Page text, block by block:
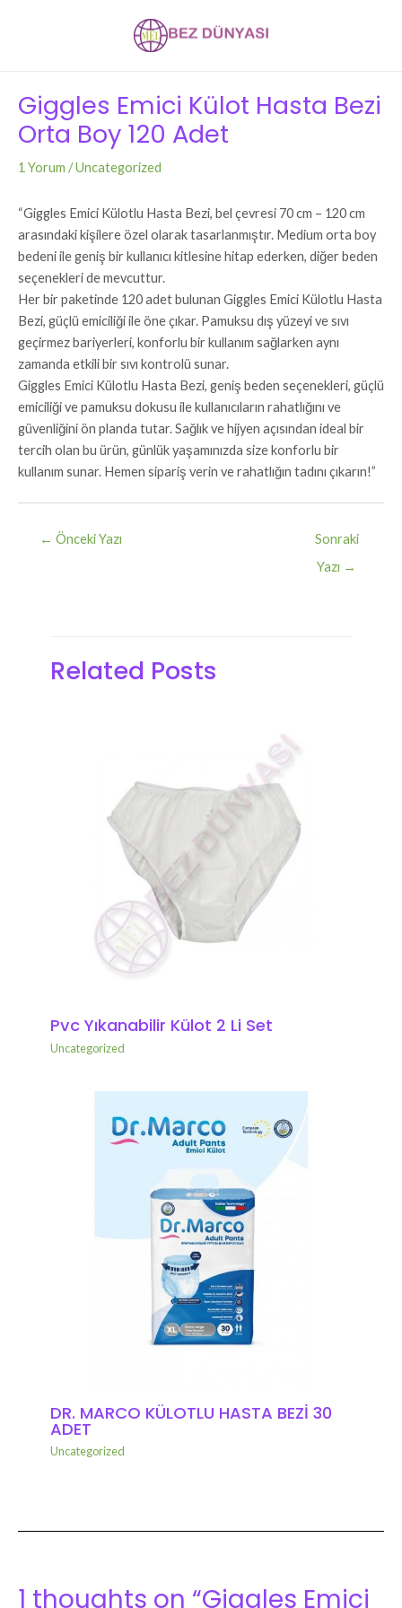
Giggles Emici Külot Hasta Bezi
Orta Boy 120 Adet
1 Yorum /Uncategorized
“Giggles Emici Külotlu Hasta Bezi, bel çevresi 70 cm – 120 cm
arasındaki kişilere özel olarak tasarlanmıştır. Medium orta boy
bedeni ile geniş bir kullanıcı kitlesine hitap ederken, diğer beden
seçenekleri de mevcuttur.
Her bir paketinde 120 adet bulunan Giggles Emici Külotlu Hasta
Bezi, güçlü emiciliği ile öne çıkar. Pamuksu dış yüzeyi ve sıvı
geçirmez bariyerleri, konforlu bir kullanım sağlarken aynı
zamanda etkili bir sıvı kontrolü sunar.
Giggles Emici Külotlu Hasta Bezi, geniş beden seçenekleri, güçlü
emiciliği ve pamuksu dokusu ile kullanıcıların rahatlığını ve
güvenliğini ön planda tutar. Sağlık ve hijyen açısından ideal bir
tercih olan bu ürün, günlük yaşamınızda size konforlu bir
kullanım sunar. Hemen sipariş verin ve rahatlığın tadını çıkarın!”
← Önceki Yazı
Sonraki
Yazı →
Related Posts
Pvc Yıkanabilir Külot 2 Li Set
Uncategorized
DR. MARCO KÜLOTLU HASTA BEZİ 30
ADET
Uncategorized
1 thoughts on “Giggles Emici